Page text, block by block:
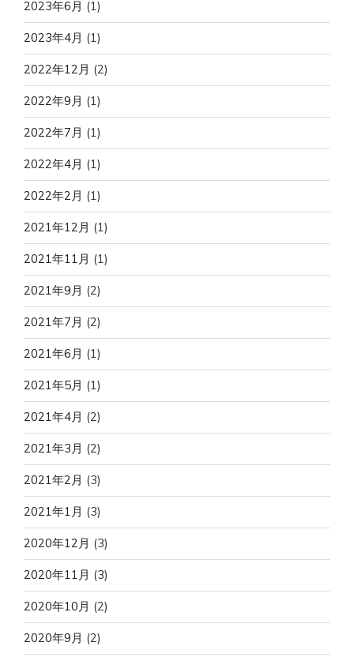
2023年6月 (1)
2023年4月 (1)
2022年12月 (2)
2022年9月 (1)
2022年7月 (1)
2022年4月 (1)
2022年2月 (1)
2021年12月 (1)
2021年11月 (1)
2021年9月 (2)
2021年7月 (2)
2021年6月 (1)
2021年5月 (1)
2021年4月 (2)
2021年3月 (2)
2021年2月 (3)
2021年1月 (3)
2020年12月 (3)
2020年11月 (3)
2020年10月 (2)
2020年9月 (2)